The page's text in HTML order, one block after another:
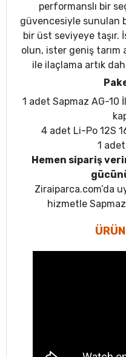
performanslı bir
güvencesiyle sunulan
bir üst seviyeye taşır.
olun, ister geniş tarım
ile ilaçlama artık
1 adet Sapmaz AG-10
4 adet Li-Po 12S
1
Hemen sipariş
Ziraiparca.com’da
hizmetle